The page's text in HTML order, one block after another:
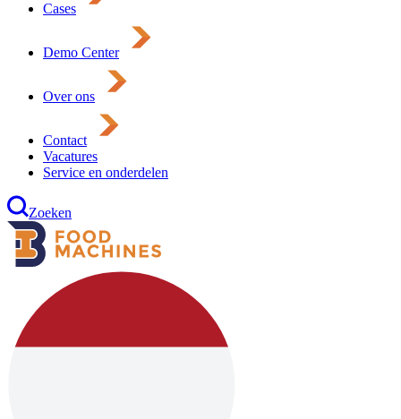
Cases
Demo Center
Over ons
Contact
Vacatures
Service en onderdelen
Zoeken